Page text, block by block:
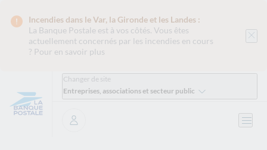
Incendies dans le Var, la Gironde et les Landes :
La Banque Postale est à vos côtés. Vous êtes
actuellement concernés par les incendies en cours
? Pour en savoir plus
Changer de site
Entreprises, associations et secteur public
Se connecter